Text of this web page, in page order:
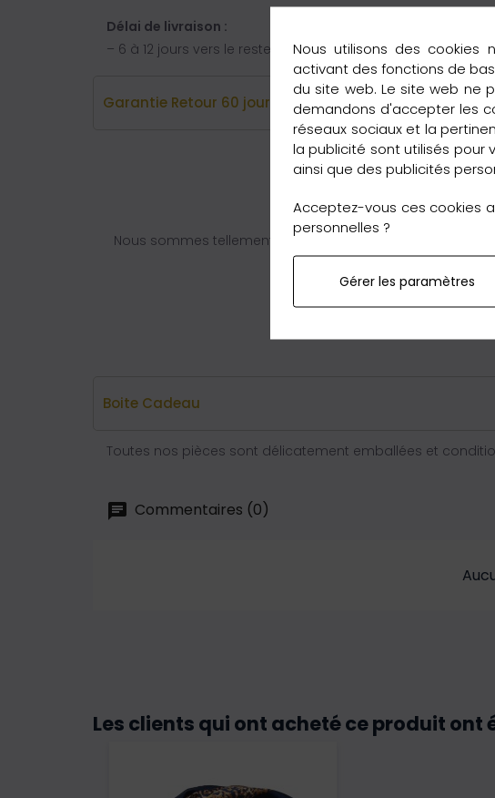
Délai de livraison :
– 6 à 12 jours vers le reste du monde
Garantie Retour 60 jours
Nous sommes tellement convaincus de nos qualités que
Boite Cadeau
Toutes nos pièces sont délicatement emballées et
Commentaires (0)
Les clients qui ont acheté ce produit ont
Nous utilisons des cookies
activant des fonctions de
du site web. Le site web ne
demandons d'accepter les
réseaux sociaux et la
la publicité sont utilisés pour
ainsi que des publicités
Acceptez-vous ces cookies
personnelles ?
Gérer les paramètres